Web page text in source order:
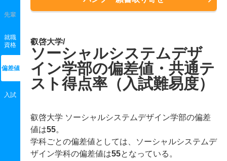
先輩
就職
資格
偏差値
入試
叡啓大学/
ソーシャルシステムデザ
イン学部の偏差値・共通テ
スト得点率（入試難易度）
叡啓大学 ソーシャルシステムデザイン学部の偏差
値は55。
学科ごとの偏差値としては、ソーシャルシステムデ
ザイン学科の偏差値は55となっている。